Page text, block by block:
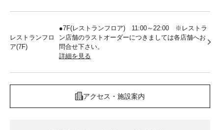
レストランフロ
ア(7F)
●7F(レストランフロア) 11:00～22:00 ※レストラ
ン店舗のラストオーダーにつきましては各店舗へお
問合せ下さい。
詳細を見る
アクセス・施設案内